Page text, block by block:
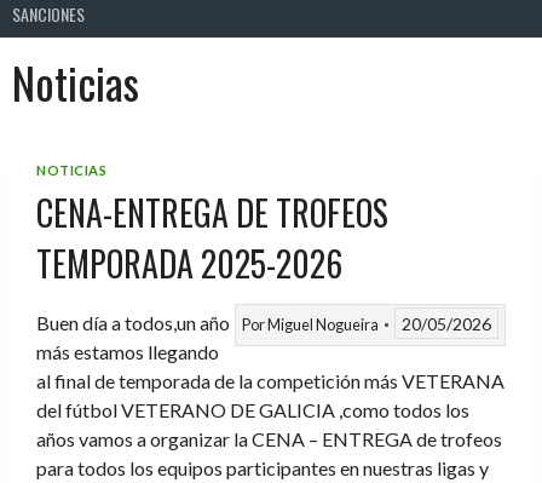
SANCIONES
Noticias
NOTICIAS
CENA-ENTREGA DE TROFEOS
TEMPORADA 2025-2026
PorMiguel Nogueira 20/05/2026
Buen día a todos,un año
más estamos llegando
al final de temporada de la competición más VETERANA
del fútbol VETERANO DE GALICIA ,como todos los
años vamos a organizar la CENA – ENTREGA de trofeos
para todos los equipos participantes en nuestras ligas y